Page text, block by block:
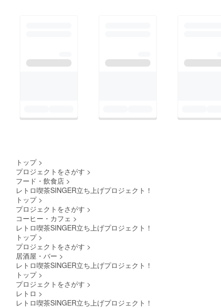
トップ >
プロジェクトをさがす >
フード・飲食店 >
レトロ喫茶SINGER立ち上げプロジェクト！
トップ >
プロジェクトをさがす >
コーヒー・カフェ >
レトロ喫茶SINGER立ち上げプロジェクト！
トップ >
プロジェクトをさがす >
居酒屋・バー >
レトロ喫茶SINGER立ち上げプロジェクト！
トップ >
プロジェクトをさがす >
レトロ >
レトロ喫茶SINGER立ち上げプロジェクト！